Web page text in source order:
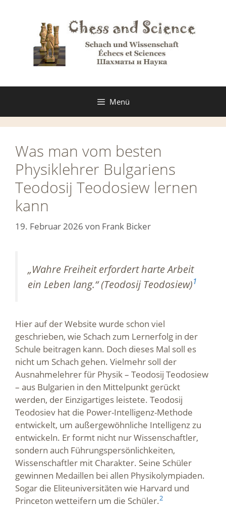
Menü
Was man vom besten
Physiklehrer Bulgariens
Teodosij Teodosiew lernen
kann
19. Februar 2026 von Frank Bicker
„Wahre Freiheit erfordert harte Arbeit
ein Leben lang.“ (Teodosij Teodosiew)1
Hier auf der Website wurde schon viel
geschrieben, wie Schach zum Lernerfolg in der
Schule beitragen kann. Doch dieses Mal soll es
nicht um Schach gehen. Vielmehr soll der
Ausnahmelehrer für Physik – Teodosij Teodosiew
– aus Bulgarien in den Mittelpunkt gerückt
werden, der Einzigartiges leistete. Teodosij
Teodosiev hat die Power-Intelligenz-Methode
entwickelt, um außergewöhnliche Intelligenz zu
entwickeln. Er formt nicht nur Wissenschaftler,
sondern auch Führungspersönlichkeiten,
Wissenschaftler mit Charakter. Seine Schüler
gewinnen Medaillen bei allen Physikolympiaden.
Sogar die Eliteuniversitäten wie Harvard und
Princeton wetteifern um die Schüler.2